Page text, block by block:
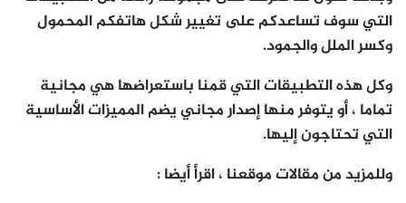
التي سوف تساعدكم على تغيير شكل هاتفكم المحمول
وكسر الملل والجمود.
وكل هذه التطبيقات التي قمنا باستعراضها هي مجانية
تماما ، أو يتوفر منها إصدار مجاني يضم المميزات الأساسية
التي تحتاجون إليها.
وللمزيد من مقالات موقعنا ، اقرأ أيضا :